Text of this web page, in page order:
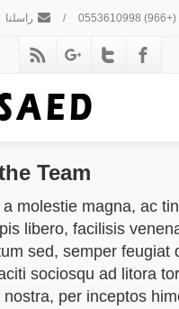
(+966) 0553610998
/ راسلنا
Team
molestie magna, ac
libero, facilisis
sed, semper feugiat
sociosqu ad litora
nostra, per inceptos